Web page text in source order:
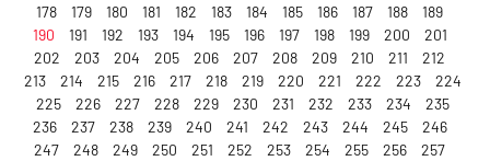
178
179 180 181 182 183 184 185 186 187 188
189
190
191 192 193 194 195 196 197 198 199 200
201
202
203 204 205 206 207 208 209 210 211
212
213
214 215 216 217 218 219 220 221 222 223
224
225
226 227 228 229 230 231 232 233 234
235
236
237 238 239 240 241 242 243 244 245
246
247
248 249 250 251 252 253 254 255 256
257